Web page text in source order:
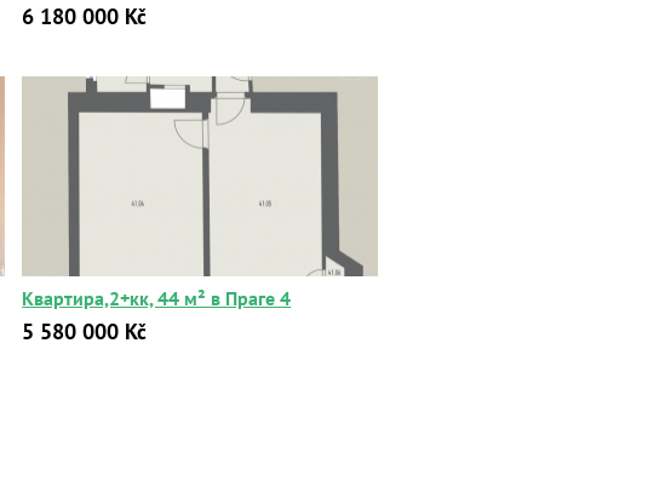
6 180 000 Kč
Квартира,2+кк, 44 м² в Праге 4
5 580 000 Kč